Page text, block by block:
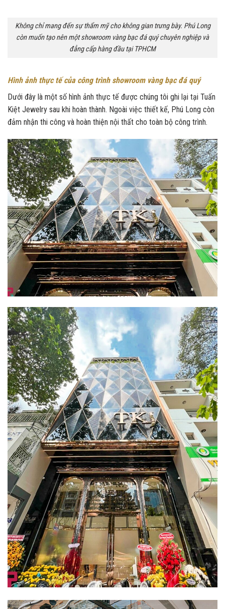
Không chỉ mang đến sự thẩm mỹ cho không gian trưng bày. Phú Long
còn muốn tạo nên một showroom vàng bạc đá quý chuyên nghiệp và
đẳng cấp hàng đầu tại TPHCM
Hình ảnh thực tế của công trình showroom vàng bạc đá quý
Dưới đây là một số hình ảnh thực tế được chúng tôi ghi lại tại Tuấn
Kiệt Jewelry sau khi hoàn thành. Ngoài việc thiết kế, Phú Long còn
đảm nhận thi công và hoàn thiện nội thất cho toàn bộ công trình.